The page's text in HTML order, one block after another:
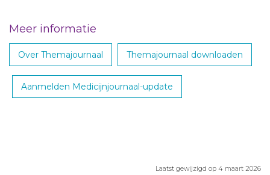
Meer informatie
Over Themajournaal Themajournaal downloaden
Aanmelden Medicijnjournaal-update
Laatst gewijzigd op 4 maart 2026